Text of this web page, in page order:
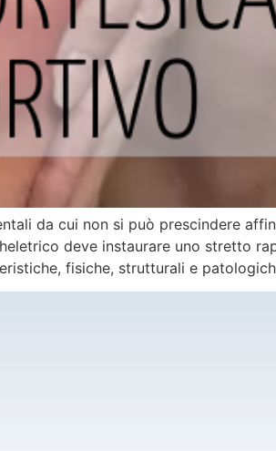
da cui non si può prescindere
deve instaurare uno stretto
fisiche, strutturali e